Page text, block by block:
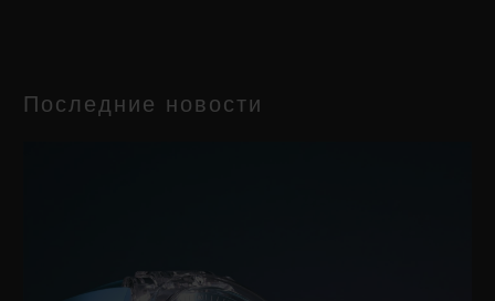
Последние новости